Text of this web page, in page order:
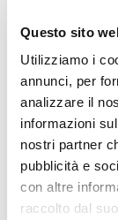
Questo sito
Utilizziamo i
annunci, per
analizzare il
informazioni
nostri partner
pubblicità e
con altre
raccolto dal
di Rossella Luciani